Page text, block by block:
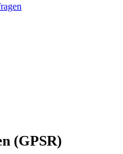
(GPSR)